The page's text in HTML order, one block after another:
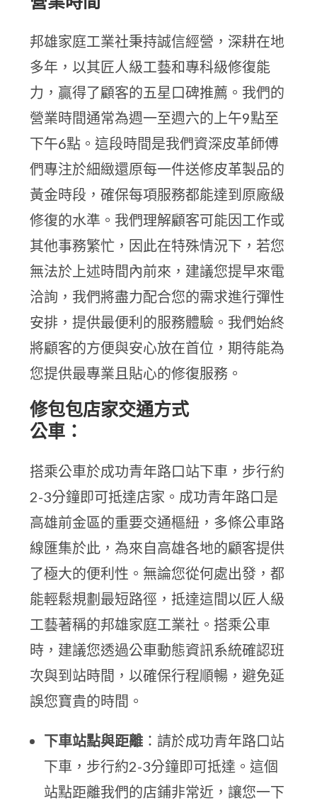
邦雄家庭工業社秉持誠信經營，深耕在地
多年，以其匠人級工藝和專科級修復能
力，贏得了顧客的五星口碑推薦。我們的
營業時間通常為週一至週六的上午9點至
下午6點。這段時間是我們資深皮革師傅
們專注於細緻還原每一件送修皮革製品的
黃金時段，確保每項服務都能達到原廠級
修復的水準。我們理解顧客可能因工作或
其他事務繁忙，因此在特殊情況下，若您
無法於上述時間內前來，建議您提早來電
洽詢，我們將盡力配合您的需求進行彈性
安排，提供最便利的服務體驗。我們始終
將顧客的方便與安心放在首位，期待能為
您提供最專業且貼心的修復服務。
修包包店家交通方式
公車：
搭乘公車於成功青年路口站下車，步行約
2-3分鐘即可抵達店家。成功青年路口是
高雄前金區的重要交通樞紐，多條公車路
線匯集於此，為來自高雄各地的顧客提供
了極大的便利性。無論您從何處出發，都
能輕鬆規劃最短路徑，抵達這間以匠人級
工藝著稱的邦雄家庭工業社。搭乘公車
時，建議您透過公車動態資訊系統確認班
次與到站時間，以確保行程順暢，避免延
誤您寶貴的時間。
下車站點與距離 ：請於成功青年路口站
下車，步行約2-3分鐘即可抵達。這個
站點距離我們的店鋪非常近，讓您一下